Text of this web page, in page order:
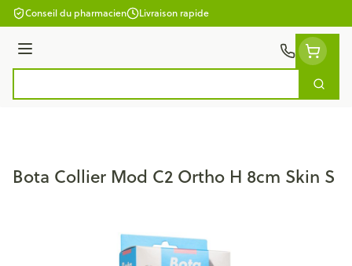
Aller au contenu
Conseil du pharmacien Livraison rapide
Menu
Bota Collier Mod C2 Ortho H 8cm Skin S